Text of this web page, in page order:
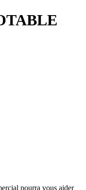
pourra vous aider